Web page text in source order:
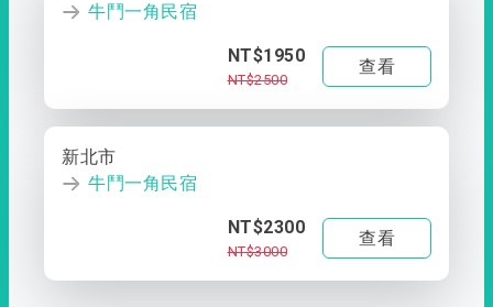
牛鬥一角民宿
NT$1950
NT$2500
查看
新北市
牛鬥一角民宿
NT$2300
NT$3000
查看